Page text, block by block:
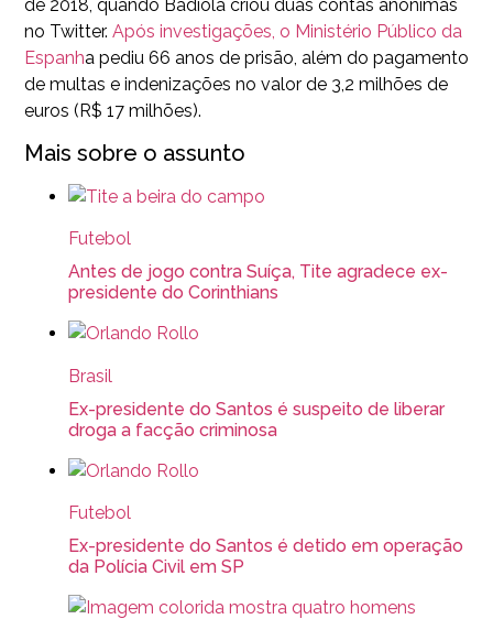
de 2018, quando Badiola criou duas contas anônimas
no Twitter. Após investigações, o Ministério Público da
Espanha pediu 66 anos de prisão, além do pagamento
de multas e indenizações no valor de 3,2 milhões de
euros (R$ 17 milhões).
Mais sobre o assunto
Futebol
Antes de jogo contra Suíça, Tite agradece ex-
presidente do Corinthians
Brasil
Ex-presidente do Santos é suspeito de liberar
droga a facção criminosa
Futebol
Ex-presidente do Santos é detido em operação
da Polícia Civil em SP